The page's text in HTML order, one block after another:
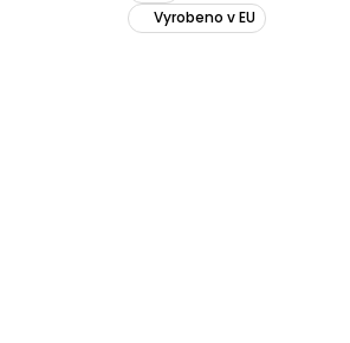
Vyrobeno v EU